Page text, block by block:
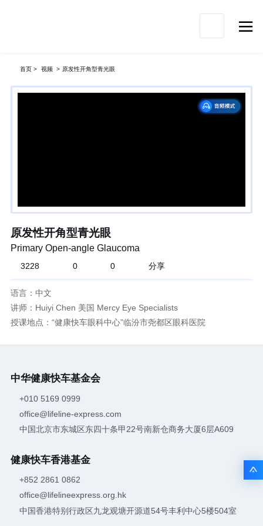

首页 > 视频 > 原发性开角型青光眼
原发性开角型青光眼
Primary Open-angle Glaucoma
3228 0 0 分享
语言：中文
讲师：Huiyi Chen 美国 Mercy Eye Specialists
授课地点：“健康快车眼科中心”临汾市尧都区眼科医院
中华健康快车基金会
+010 5169 0999
office@lifeline-express.com
中国北京市东城区东四十条甲22号南新仓商务大厦6层A609
健康快车香港基金
+852 2861 0862
office@lifelineexpress.org.hk
中国香港特别行政区九龙观塘开源道54号丰利中心5楼504室